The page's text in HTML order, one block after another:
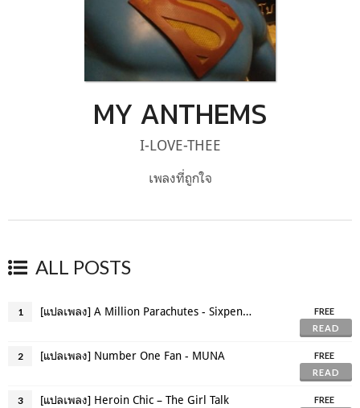
MY ANTHEMS
I-LOVE-THEE
เพลงที่ถูกใจ
ALL POSTS
1 [แปลเพลง] A Million Parachutes - Sixpence None The Richer
FREE
READ
2 [แปลเพลง] Number One Fan - MUNA
FREE
READ
3 [แปลเพลง] Heroin Chic – The Girl Talk
FREE